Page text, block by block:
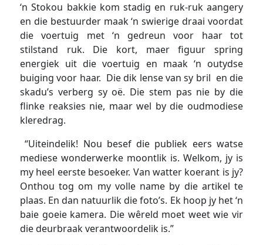
‘n Stokou bakkie kom stadig en ruk-ruk aangery
en die bestuurder maak ‘n swierige draai voordat
die voertuig met ‘n gedreun voor haar tot
stilstand ruk. Die kort, maer figuur spring
energiek uit die voertuig en maak ‘n outydse
buiging voor haar. Die dik lense van sy bril en die
skadu’s verberg sy oë. Die stem pas nie by die
flinke reaksies nie, maar wel by die oudmodiese
kleredrag.
“Uiteindelik! Nou besef die publiek eers watse
mediese wonderwerke moontlik is. Welkom, jy is
my heel eerste besoeker. Van watter koerant is jy?
Onthou tog om my volle name by die artikel te
plaas. En dan natuurlik die foto’s. Ek hoop jy het ‘n
baie goeie kamera. Die wêreld moet weet wie vir
die deurbraak verantwoordelik is.”